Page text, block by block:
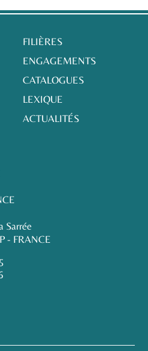
FILIÈRES
ENGAGEMENTS
CATALOGUES
LEXIQUE
ACTUALITÉS
Sarrée
- FRANCE